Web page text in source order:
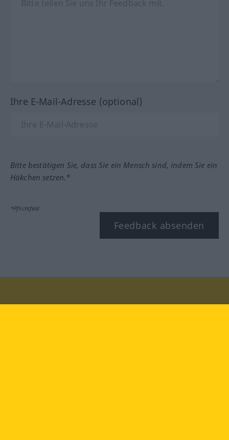
Ihre E-Mail-Adresse (optional)
Bitte bestätigen Sie, dass Sie ein Mensch sind, indem Sie ein
Häkchen setzen.*
*Pflichtfeld
Feedback absenden
Besuchen Sie uns auf: